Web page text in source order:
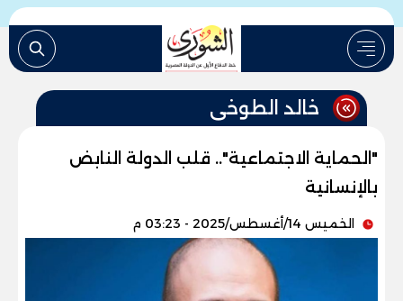
خالد الطوخى
"الحماية الاجتماعية".. قلب الدولة النابض
بالإنسانية
الخميس 14/أغسطس/2025 - 03:23 م